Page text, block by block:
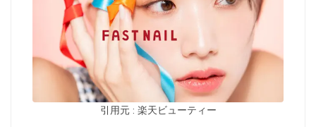
引用元 : 楽天ビューティー